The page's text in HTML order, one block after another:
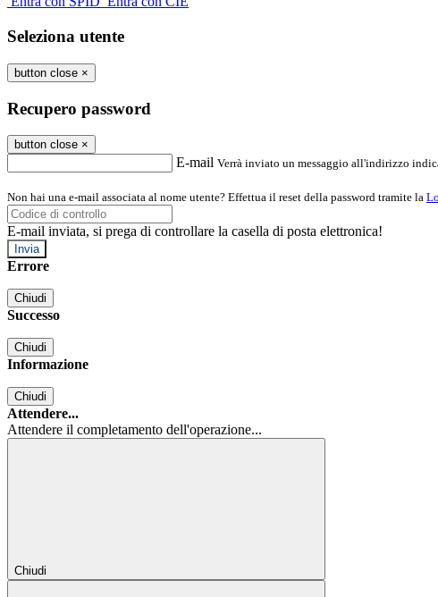
Seleziona utente
button close ×
Recupero password
button close ×
E-mail Verrà inviato un messaggio all'indirizzo
Non hai una e-mail associata al nome utente? Effettua il reset della password tramite la
E-mail inviata, si prega di controllare la casella di posta elettronica!
Errore
Chiudi
Successo
Chiudi
Informazione
Chiudi
Attendere...
Attendere il completamento dell'operazione...
Chiudi